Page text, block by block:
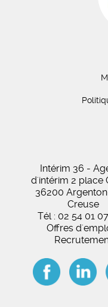
Intérim 36 -
d'intérim 2 place
36200
Creuse
Tél : 02 54 01
Offres